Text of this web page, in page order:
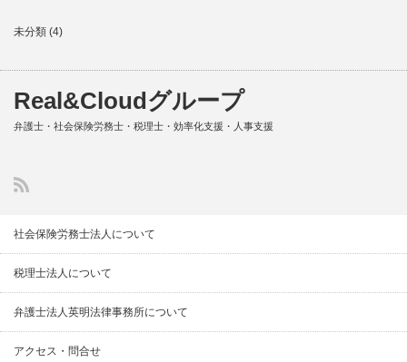
未分類 (4)
Real&Cloudグループ
弁護士・社会保険労務士・税理士・効率化支援・人事支援
社会保険労務士法人について
税理士法人について
弁護士法人英明法律事務所について
アクセス・問合せ